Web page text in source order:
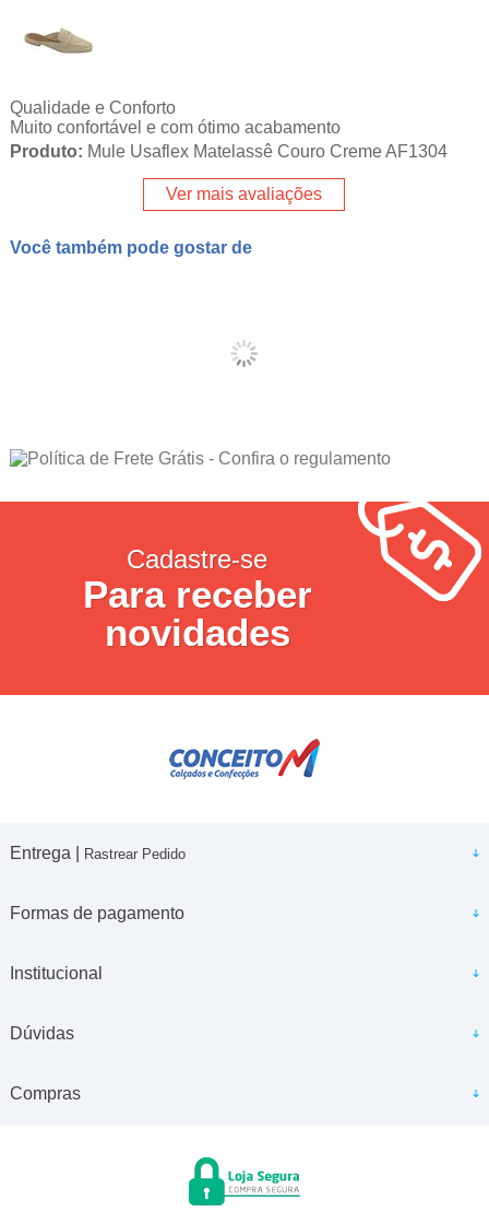
Qualidade e Conforto
Muito confortável e com ótimo acabamento
Produto: Mule Usaflex Matelassê Couro Creme AF1304
Ver mais avaliações
Você também pode gostar de
Cadastre-se
Para receber
novidades
Entrega | Rastrear Pedido
Formas de pagamento
Institucional
Dúvidas
Compras